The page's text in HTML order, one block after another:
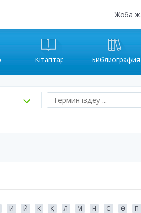
Жоба
Кітаптар Библиография
И Й К Қ Л М Н О Ө П